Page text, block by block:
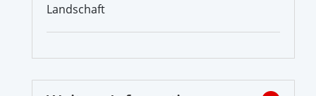
Landschaft